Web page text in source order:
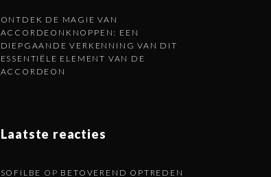
ONTDEK DE MAGIE VAN
ACCORDEONKNOPPEN: EEN
DIEPGAANDE VERKENNING VAN DIT
ESSENTIËLE ELEMENT VAN DE
ACCORDEON
Laatste reacties
SOFILBE OP BETOVEREND OPTREDEN